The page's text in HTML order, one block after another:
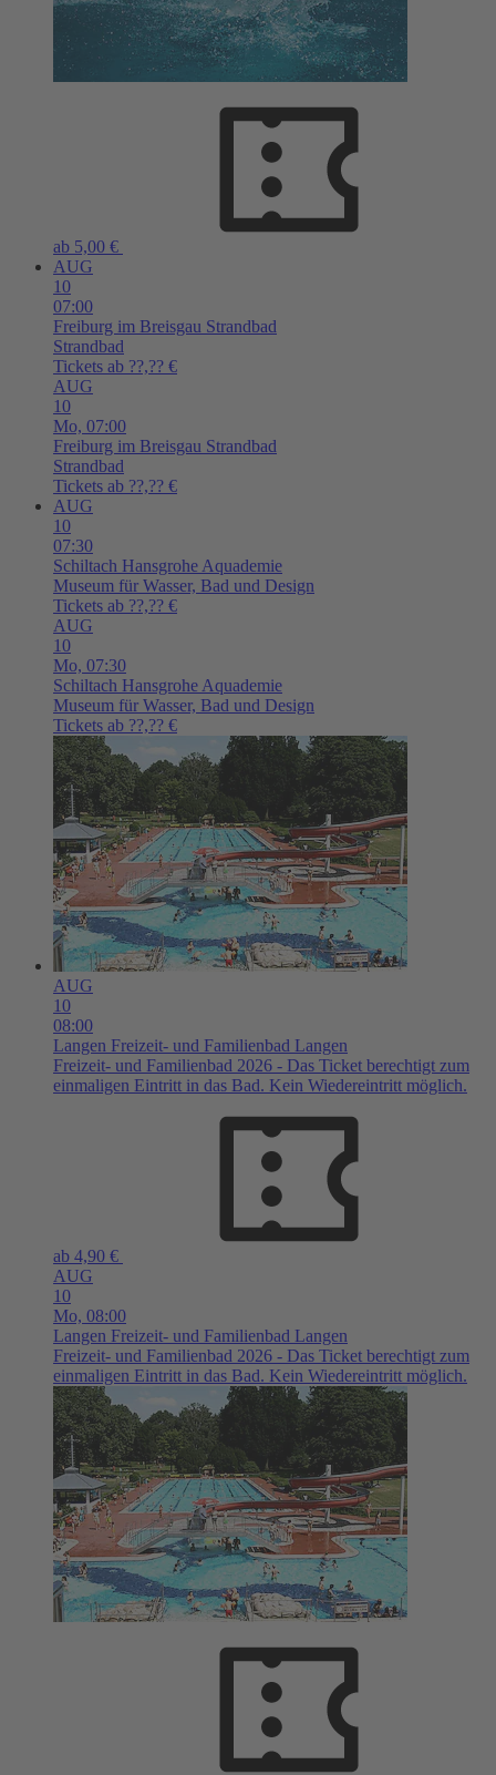
ab 5,00 €
AUG
10
07:00
Freiburg im Breisgau Strandbad
Strandbad
Tickets ab ??,?? €
AUG
10
Mo, 07:00
Freiburg im Breisgau Strandbad
Strandbad
Tickets ab ??,?? €
AUG
10
07:30
Schiltach Hansgrohe Aquademie
Museum für Wasser, Bad und Design
Tickets ab ??,?? €
AUG
10
Mo, 07:30
Schiltach Hansgrohe Aquademie
Museum für Wasser, Bad und Design
Tickets ab ??,?? €
AUG
10
08:00
Langen Freizeit- und Familienbad Langen
Freizeit- und Familienbad 2026 - Das Ticket berechtigt zum
einmaligen Eintritt in das Bad. Kein Wiedereintritt möglich.
ab 4,90 €
AUG
10
Mo, 08:00
Langen Freizeit- und Familienbad Langen
Freizeit- und Familienbad 2026 - Das Ticket berechtigt zum
einmaligen Eintritt in das Bad. Kein Wiedereintritt möglich.